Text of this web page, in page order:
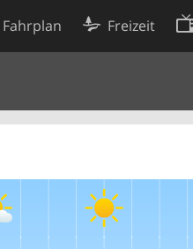
Fahrplan Freizeit
Cookie-Einstellungen